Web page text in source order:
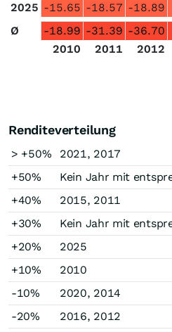
2025 -15.65 -18.57 -18.89
Ø
-18.99 -31.39 -36.70
2010
2011 2012
Renditeverteilung
> +50%
2021, 2017
+50%
Kein Jahr mit
+40%
2015, 2011
+30%
Kein Jahr mit
+20%
2025
+10%
2010
-10%
2020, 2014
-20%
2016, 2012